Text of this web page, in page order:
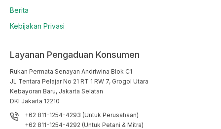
Berita
Kebijakan Privasi
Layanan Pengaduan Konsumen
Rukan Permata Senayan Andriwina Blok C1
JL Tentara Pelajar No 21 RT 1 RW 7, Grogol Utara
Kebayoran Baru, Jakarta Selatan
DKI Jakarta 12210
+62 811-1254-4293 (Untuk Perusahaan)
+62 811-1254-4292 (Untuk Petani & Mitra)